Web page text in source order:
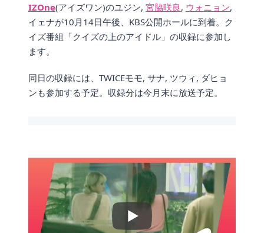
IZOne(アイズワン)のユジン, 宮脇咲良, ウォニョン,
イェナが10月14日午後、KBS公開ホールに到着。ク
イズ番組「クイズの上のアイドル」の収録に参加し
ます。
同日の収録には、TWICEモモ, サナ, ツウィ, ダヒョ
ンも参加する予定。収録分は今月末に放送予定。